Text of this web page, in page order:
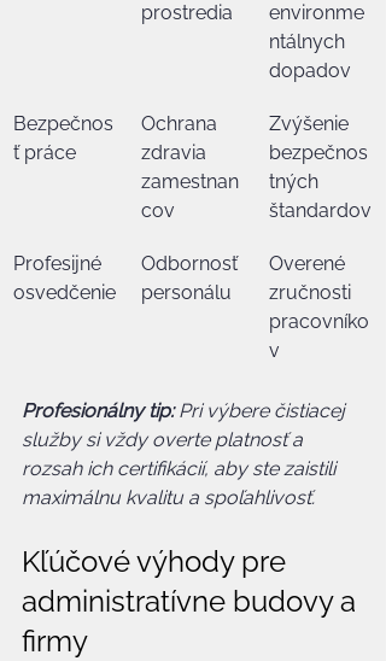
prostredia
environme
ntálnych
dopadov
Bezpečnos
ť práce
Ochrana
zdravia
zamestnan
cov
Zvýšenie
bezpečnos
tných
štandardov
Profesijné
osvedčenie
Odbornosť
personálu
Overené
zručnosti
pracovníko
v
Profesionálny tip: Pri výbere čistiacej
služby si vždy overte platnosť a
rozsah ich certifikácií, aby ste zaistili
maximálnu kvalitu a spoľahlivosť.
Kľúčové výhody pre
administratívne budovy a
firmy